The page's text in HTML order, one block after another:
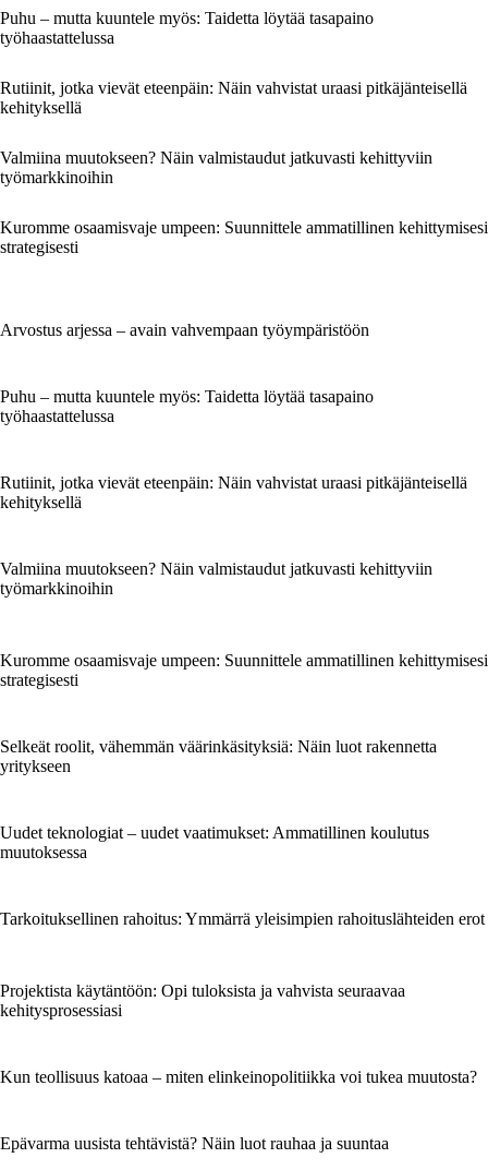
Puhu – mutta kuuntele myös: Taidetta löytää tasapaino
työhaastattelussa
Rutiinit, jotka vievät eteenpäin: Näin vahvistat uraasi pitkäjänteisellä
kehityksellä
Valmiina muutokseen? Näin valmistaudut jatkuvasti kehittyviin
työmarkkinoihin
Kuromme osaamisvaje umpeen: Suunnittele ammatillinen kehittymisesi
strategisesti
Arvostus arjessa – avain vahvempaan työympäristöön
Puhu – mutta kuuntele myös: Taidetta löytää tasapaino
työhaastattelussa
Rutiinit, jotka vievät eteenpäin: Näin vahvistat uraasi pitkäjänteisellä
kehityksellä
Valmiina muutokseen? Näin valmistaudut jatkuvasti kehittyviin
työmarkkinoihin
Kuromme osaamisvaje umpeen: Suunnittele ammatillinen kehittymisesi
strategisesti
Selkeät roolit, vähemmän väärinkäsityksiä: Näin luot rakennetta
yritykseen
Uudet teknologiat – uudet vaatimukset: Ammatillinen koulutus
muutoksessa
Tarkoituksellinen rahoitus: Ymmärrä yleisimpien rahoituslähteiden erot
Projektista käytäntöön: Opi tuloksista ja vahvista seuraavaa
kehitysprosessiasi
Kun teollisuus katoaa – miten elinkeinopolitiikka voi tukea muutosta?
Epävarma uusista tehtävistä? Näin luot rauhaa ja suuntaa